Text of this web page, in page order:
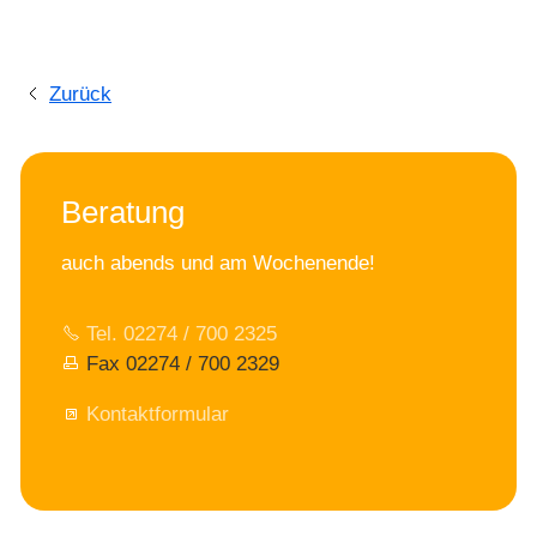
heute noch die früher übliche Bebauung mit kleinen
um großartige Bauwerke zu errichten. Sie können
einen ganzen Tag durch Florenz streifen und ständig
neue Häuser, Palazzi, Kirchen und Plätze entdecken.
Bei einem Rundgang lernen Sie die Schönheiten der
UNESCO-Weltkulturerbe gehört.
Sie sehen u.a. den Hauptplatz der Stadt, die Piazza
Signoria ihren Sitz, die Regierung der Stadtrepublik
(das Original steht heute im Museum) sowie der
Zurück
Beratung
auch abends und am Wochenende!
Tel. 02274 / 700 2325
Fax 02274 / 700 2329
Kontaktformular